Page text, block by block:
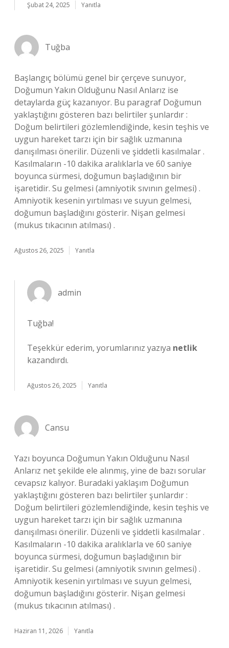
Şubat 24, 2025 Yanıtla
Tuğba
Başlangıç bölümü genel bir çerçeve sunuyor,
Doğumun Yakın Olduğunu Nasıl Anlarız ise
detaylarda güç kazanıyor. Bu paragraf Doğumun
yaklaştığını gösteren bazı belirtiler şunlardır :
Doğum belirtileri gözlemlendiğinde, kesin teşhis ve
uygun hareket tarzı için bir sağlık uzmanına
danışılması önerilir. Düzenli ve şiddetli kasılmalar .
Kasılmaların -10 dakika aralıklarla ve 60 saniye
boyunca sürmesi, doğumun başladığının bir
işaretidir. Su gelmesi (amniyotik sıvının gelmesi) .
Amniyotik kesenin yırtılması ve suyun gelmesi,
doğumun başladığını gösterir. Nişan gelmesi
(mukus tıkacının atılması) .
Ağustos 26, 2025 Yanıtla
admin
Tuğba!
Teşekkür ederim, yorumlarınız yazıya netlik
kazandırdı.
Ağustos 26, 2025 Yanıtla
Cansu
Yazı boyunca Doğumun Yakın Olduğunu Nasıl
Anlarız net şekilde ele alınmış, yine de bazı sorular
cevapsız kalıyor. Buradaki yaklaşım Doğumun
yaklaştığını gösteren bazı belirtiler şunlardır :
Doğum belirtileri gözlemlendiğinde, kesin teşhis ve
uygun hareket tarzı için bir sağlık uzmanına
danışılması önerilir. Düzenli ve şiddetli kasılmalar .
Kasılmaların -10 dakika aralıklarla ve 60 saniye
boyunca sürmesi, doğumun başladığının bir
işaretidir. Su gelmesi (amniyotik sıvının gelmesi) .
Amniyotik kesenin yırtılması ve suyun gelmesi,
doğumun başladığını gösterir. Nişan gelmesi
(mukus tıkacının atılması) .
Haziran 11, 2026 Yanıtla